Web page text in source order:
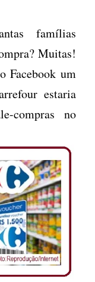
famílias
Muitas!
Facebook um
estaria
compras no